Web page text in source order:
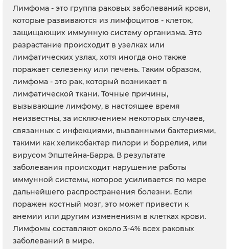
Лимфома - это группа раковых заболеваний крови,
которые развиваются из лимфоцитов - клеток,
защищающих иммунную систему организма. Это
разрастание происходит в узелках или
лимфатических узлах, хотя иногда оно также
поражает селезенку или печень. Таким образом,
лимфома - это рак, который возникает в
лимфатической ткани. Точные причины,
вызывающие лимфому, в настоящее время
неизвестны, за исключением некоторых случаев,
связанных с инфекциями, вызванными бактериями,
такими как хеликобактер пилори и боррелия, или
вирусом Эпштейна-Барра. В результате
заболевания происходит нарушение работы
иммунной системы, которое усиливается по мере
дальнейшего распространения болезни. Если
поражен костный мозг, это может привести к
анемии или другим изменениям в клетках крови.
Лимфомы составляют около 3-4% всех раковых
заболеваний в мире.